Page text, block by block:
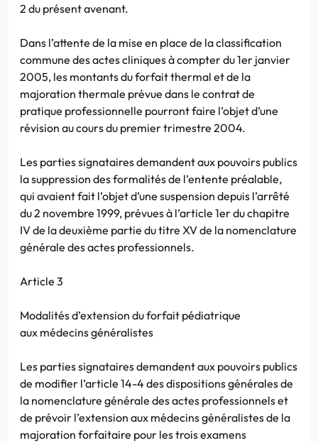
2 du présent avenant.
Dans l’attente de la mise en place de la classification
commune des actes cliniques à compter du 1er janvier
2005, les montants du forfait thermal et de la
majoration thermale prévue dans le contrat de
pratique professionnelle pourront faire l’objet d’une
révision au cours du premier trimestre 2004.
Les parties signataires demandent aux pouvoirs publics
la suppression des formalités de l’entente préalable,
qui avaient fait l’objet d’une suspension depuis l’arrêté
du 2 novembre 1999, prévues à l’article 1er du chapitre
IV de la deuxième partie du titre XV de la nomenclature
générale des actes professionnels.
Article 3
Modalités d’extension du forfait pédiatrique
aux médecins généralistes
Les parties signataires demandent aux pouvoirs publics
de modifier l’article 14-4 des dispositions générales de
la nomenclature générale des actes professionnels et
de prévoir l’extension aux médecins généralistes de la
majoration forfaitaire pour les trois examens